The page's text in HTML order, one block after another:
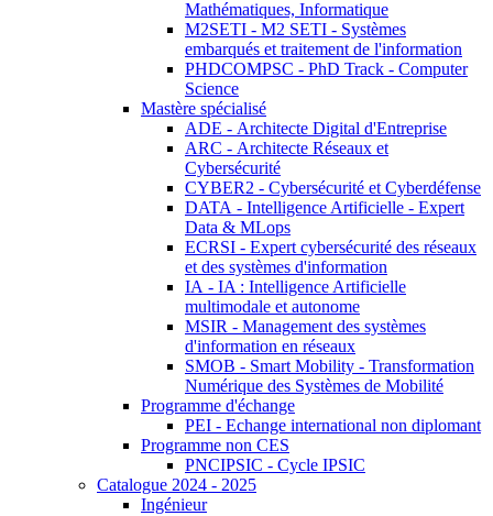
Mathématiques, Informatique
M2SETI - M2 SETI - Systèmes
embarqués et traitement de l'information
PHDCOMPSC - PhD Track - Computer
Science
Mastère spécialisé
ADE - Architecte Digital d'Entreprise
ARC - Architecte Réseaux et
Cybersécurité
CYBER2 - Cybersécurité et Cyberdéfense
DATA - Intelligence Artificielle - Expert
Data & MLops
ECRSI - Expert cybersécurité des réseaux
et des systèmes d'information
IA - IA : Intelligence Artificielle
multimodale et autonome
MSIR - Management des systèmes
d'information en réseaux
SMOB - Smart Mobility - Transformation
Numérique des Systèmes de Mobilité
Programme d'échange
PEI - Echange international non diplomant
Programme non CES
PNCIPSIC - Cycle IPSIC
Catalogue 2024 - 2025
Ingénieur